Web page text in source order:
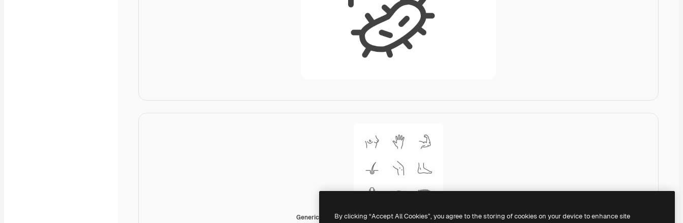
Generic outlineBy clicking “Accept All Cookies”, you agree to the storing of cookies on your device to enhance site